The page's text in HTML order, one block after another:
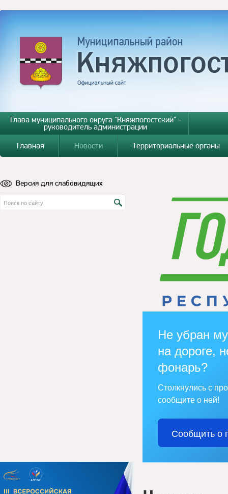
Глава муниципального округа "Княжпогостский" -
руководитель администрации
Главная
Новости Территориальные органы
Версия для слабовидящих
Не убран
на дороге,
фонарь?
Столкнулись с
сообщите о ней!
Сообщить о